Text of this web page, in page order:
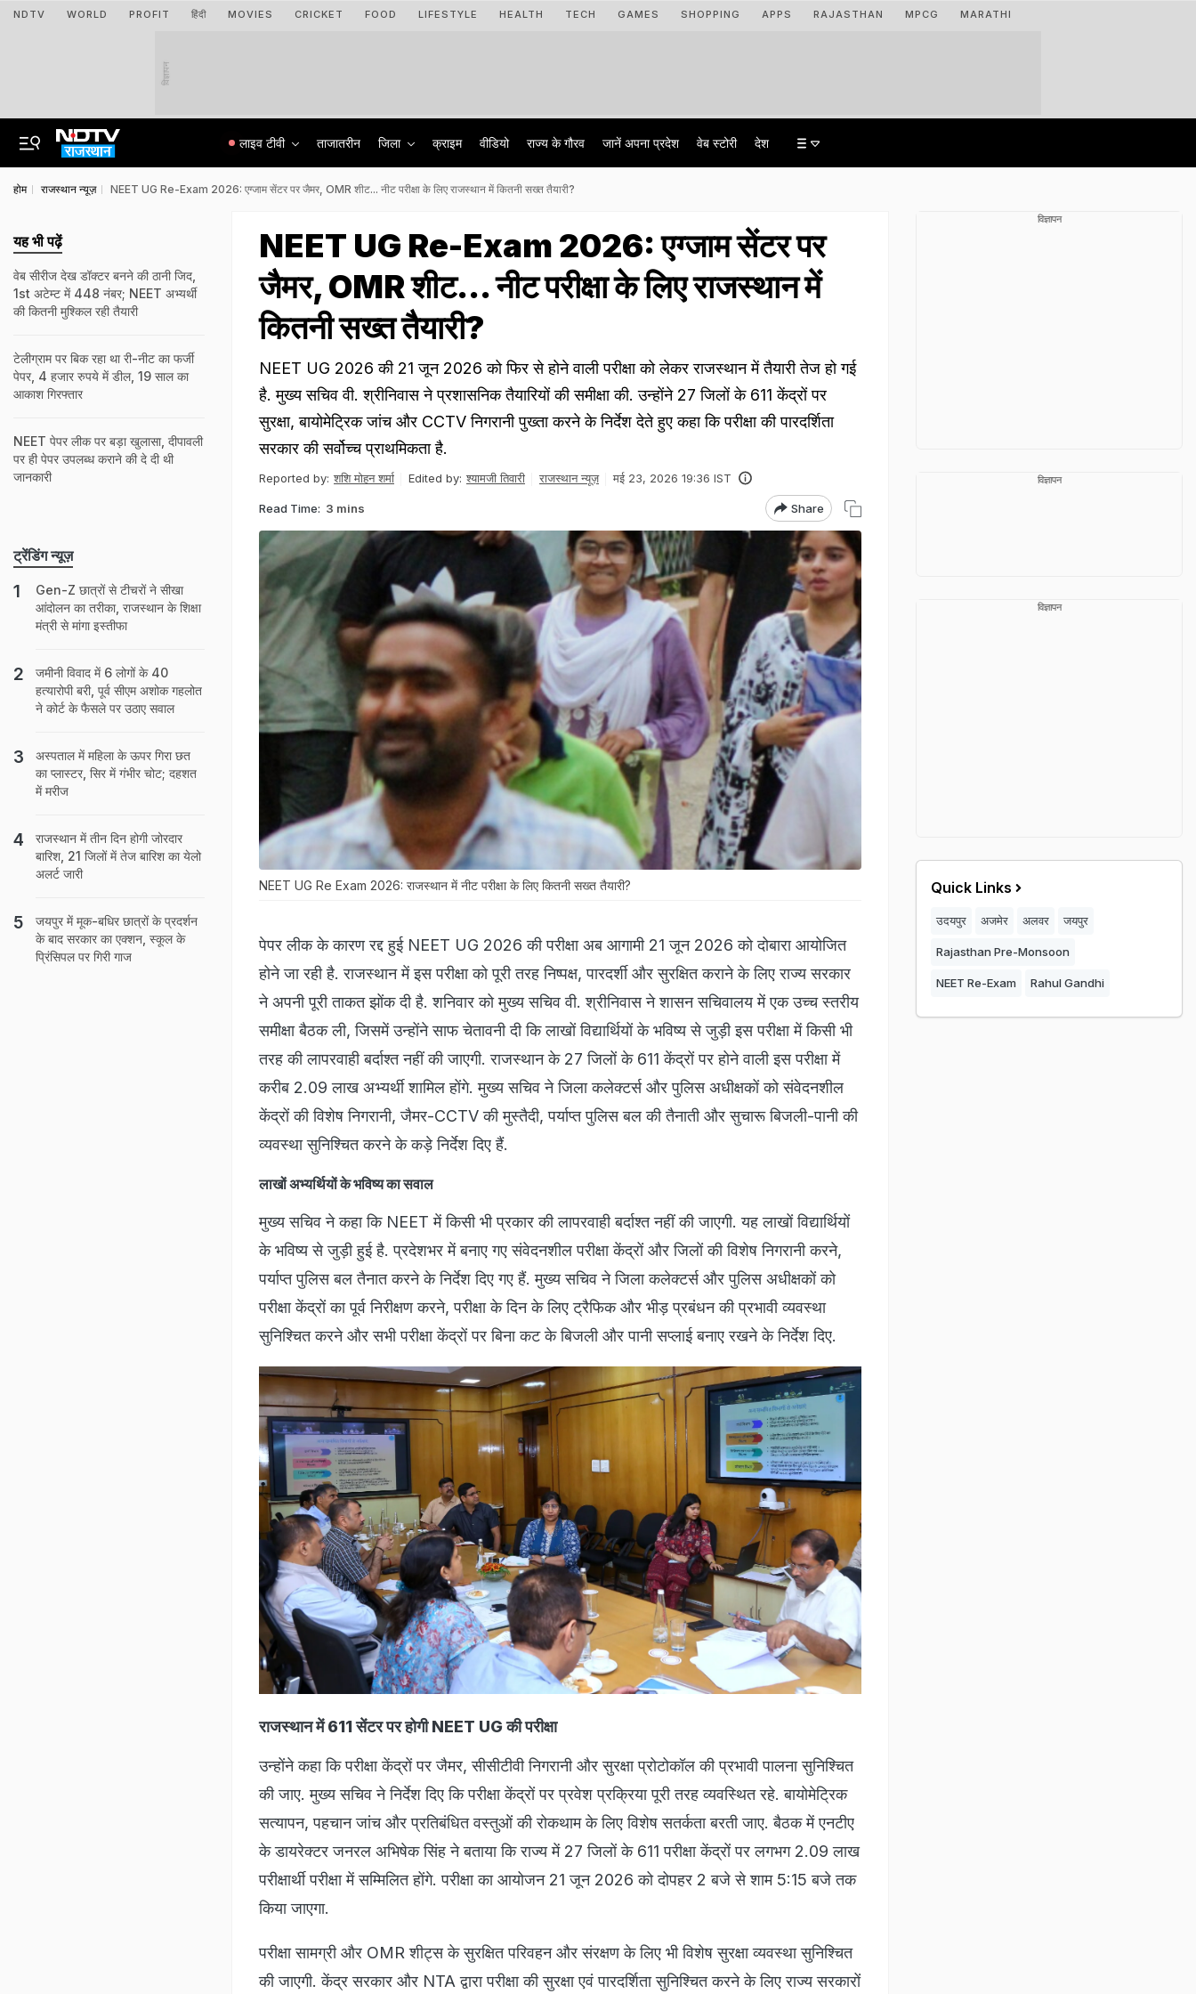
NDTV WORLD PROFIT हिंदी MOVIES CRICKET FOOD LIFESTYLE HEALTH TECH GAMES SHOPPING APPS RAJASTHAN MPCG MARATHI
विज्ञापन
लाइव टीवी ताजातरीन जिला क्राइम वीडियो राज्‍य के गौरव जानें अपना प्रदेश वेब स्टोरी देश
होम राजस्थान न्यूज़ NEET UG Re-Exam 2026: एग्जाम सेंटर पर जैमर, OMR शीट... नीट परीक्षा के लिए राजस्थान में कितनी सख्त तैयारी?
NEET UG Re-Exam 2026: एग्जाम सेंटर पर
जैमर, OMR शीट... नीट परीक्षा के लिए राजस्थान में
कितनी सख्त तैयारी?
NEET UG 2026 की 21 जून 2026 को फिर से होने वाली परीक्षा को लेकर राजस्थान में तैयारी तेज हो गई
है. मुख्य सचिव वी. श्रीनिवास ने प्रशासनिक तैयारियों की समीक्षा की. उन्होंने 27 जिलों के 611 केंद्रों पर
सुरक्षा, बायोमेट्रिक जांच और CCTV निगरानी पुख्ता करने के निर्देश देते हुए कहा कि परीक्षा की पारदर्शिता
सरकार की सर्वोच्च प्राथमिकता है.
Reported by: शशि मोहन शर्मा Edited by: श्यामजी तिवारी राजस्थान न्यूज़ मई 23, 2026 19:36 IST
Read Time: 3 mins Share
NEET UG Re Exam 2026: राजस्थान में नीट परीक्षा के लिए कितनी सख्त तैयारी?
पेपर लीक के कारण रद्द हुई NEET UG 2026 की परीक्षा अब आगामी 21 जून 2026 को दोबारा आयोजित
होने जा रही है. राजस्थान में इस परीक्षा को पूरी तरह निष्पक्ष, पारदर्शी और सुरक्षित कराने के लिए राज्य सरकार
ने अपनी पूरी ताकत झोंक दी है. शनिवार को मुख्य सचिव वी. श्रीनिवास ने शासन सचिवालय में एक उच्च स्तरीय
समीक्षा बैठक ली, जिसमें उन्होंने साफ चेतावनी दी कि लाखों विद्यार्थियों के भविष्य से जुड़ी इस परीक्षा में किसी भी
तरह की लापरवाही बर्दाश्त नहीं की जाएगी. राजस्थान के 27 जिलों के 611 केंद्रों पर होने वाली इस परीक्षा में
करीब 2.09 लाख अभ्यर्थी शामिल होंगे. मुख्य सचिव ने जिला कलेक्टर्स और पुलिस अधीक्षकों को संवेदनशील
केंद्रों की विशेष निगरानी, जैमर-CCTV की मुस्तैदी, पर्याप्त पुलिस बल की तैनाती और सुचारू बिजली-पानी की
व्यवस्था सुनिश्चित करने के कड़े निर्देश दिए हैं.
लाखों अभ्यर्थियों के भविष्य का सवाल
मुख्य सचिव ने कहा कि NEET में किसी भी प्रकार की लापरवाही बर्दाश्त नहीं की जाएगी. यह लाखों विद्यार्थियों
के भविष्य से जुड़ी हुई है. प्रदेशभर में बनाए गए संवेदनशील परीक्षा केंद्रों और जिलों की विशेष निगरानी करने,
पर्याप्त पुलिस बल तैनात करने के निर्देश दिए गए हैं. मुख्य सचिव ने जिला कलेक्टर्स और पुलिस अधीक्षकों को
परीक्षा केंद्रों का पूर्व निरीक्षण करने, परीक्षा के दिन के लिए ट्रैफिक और भीड़ प्रबंधन की प्रभावी व्यवस्था
सुनिश्चित करने और सभी परीक्षा केंद्रों पर बिना कट के बिजली और पानी सप्लाई बनाए रखने के निर्देश दिए.
राजस्थान में 611 सेंटर पर होगी NEET UG की परीक्षा
उन्होंने कहा कि परीक्षा केंद्रों पर जैमर, सीसीटीवी निगरानी और सुरक्षा प्रोटोकॉल की प्रभावी पालना सुनिश्चित
की जाए. मुख्य सचिव ने निर्देश दिए कि परीक्षा केंद्रों पर प्रवेश प्रक्रिया पूरी तरह व्यवस्थित रहे. बायोमेट्रिक
सत्यापन, पहचान जांच और प्रतिबंधित वस्तुओं की रोकथाम के लिए विशेष सतर्कता बरती जाए. बैठक में एनटीए
के डायरेक्टर जनरल अभिषेक सिंह ने बताया कि राज्य में 27 जिलों के 611 परीक्षा केंद्रों पर लगभग 2.09 लाख
परीक्षार्थी परीक्षा में सम्मिलित होंगे. परीक्षा का आयोजन 21 जून 2026 को दोपहर 2 बजे से शाम 5:15 बजे तक
किया जाएगा.
परीक्षा सामग्री और OMR शीट्स के सुरक्षित परिवहन और संरक्षण के लिए भी विशेष सुरक्षा व्यवस्था सुनिश्चित
की जाएगी. केंद्र सरकार और NTA द्वारा परीक्षा की सुरक्षा एवं पारदर्शिता सुनिश्चित करने के लिए राज्य सरकारों
यह भी पढ़ें
वेब सीरीज देख डॉक्टर बनने की ठानी जिद,
1st अटेम्ट में 448 नंबर; NEET अभ्यर्थी
की कितनी मुश्किल रही तैयारी
टेलीग्राम पर बिक रहा था री-नीट का फर्जी
पेपर, 4 हजार रुपये में डील, 19 साल का
आकाश गिरफ्तार
NEET पेपर लीक पर बड़ा खुलासा, दीपावली
पर ही पेपर उपलब्ध कराने की दे दी थी
जानकारी
ट्रेंडिंग न्यूज़
Gen-Z छात्रों से टीचरों ने सीखा
आंदोलन का तरीका, राजस्‍थान के श‍िक्षा
मंत्री से मांगा इस्तीफा
जमीनी व‍िवाद में 6 लोगों के 40
हत्‍यारोपी बरी, पूर्व सीएम अशोक गहलोत
ने कोर्ट के फैसले पर उठाए सवाल
अस्‍पताल में मह‍िला के ऊपर ग‍िरा छत
का प्‍लास्‍टर, स‍िर में गंभीर चोट; दहशत
में मरीज
राजस्‍थान में तीन द‍िन होगी जोरदार
बार‍िश, 21 जिलों में तेज बारिश का येलो
अलर्ट जारी
जयपुर में मूक-बधिर छात्रों के प्रदर्शन
के बाद सरकार का एक्शन, स्कूल के
प्रिंसिपल पर गिरी गाज
विज्ञापन
विज्ञापन
विज्ञापन
Quick Links
उदयपुर अजमेर अलवर जयपुर
Rajasthan Pre-Monsoon
NEET Re-Exam Rahul Gandhi